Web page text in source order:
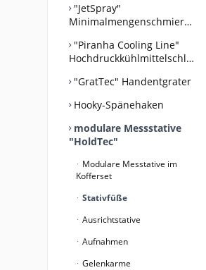
"JetSpray"
Minimalmengenschmiersystem
"Piranha Cooling Line"
Hochdruckkühlmittelschläuche
"GratTec" Handentgrater
Hooky-Spänehaken
modulare Messstative
"HoldTec"
Modulare Messtative im
Kofferset
Stativfüße
Ausrichtstative
Aufnahmen
Gelenkarme